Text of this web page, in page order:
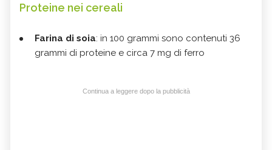
Proteine nei cereali
Farina di soia: in 100 grammi sono contenuti 36
grammi di proteine e circa 7 mg di ferro
Continua a leggere dopo la pubblicità